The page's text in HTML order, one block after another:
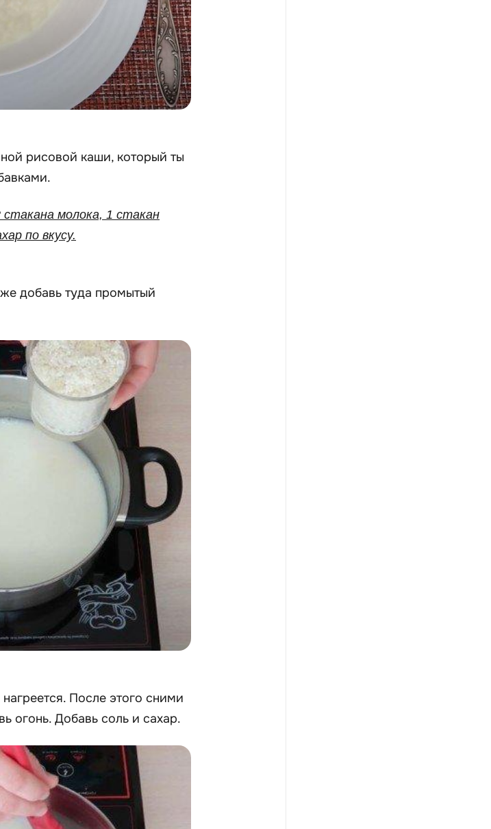
рисовой каши, который ты
молока, 1 стакан
по вкусу.
добавь туда промытый
После этого сними
огонь. Добавь соль и сахар.